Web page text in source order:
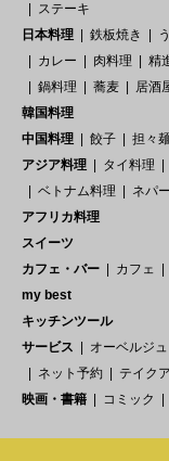
ステーキ
日本料理
鉄板焼き
カレー
肉料理 精
鍋料理
蕎麦 居酒
韓国料理
中国料理
餃子 担々麺
アジア料理
タイ料理
ベトナム料理
ネパ
アフリカ料理
スイーツ
カフェ・バー
カフェ
my best
キッチンツール
サービス
オーベルジュ
ネット予約
テイク
映画・書籍
コミック